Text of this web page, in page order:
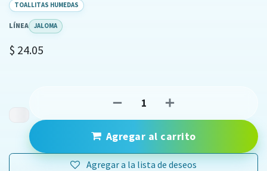
TOALLITAS HUMEDAS
LÍNEA JALOMA
$ 24.05
Agregar al carrito
Agregar a la lista de deseos